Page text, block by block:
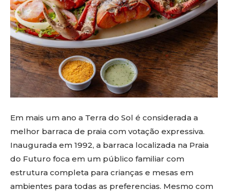
Em mais um ano a Terra do Sol é considerada a
melhor barraca de praia com votação expressiva.
Inaugurada em 1992, a barraca localizada na Praia
do Futuro foca em um público familiar com
estrutura completa para crianças e mesas em
ambientes para todas as preferencias. Mesmo com